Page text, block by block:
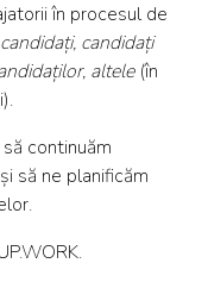
în procesul de
candidați
altele(în
continuăm
să ne planificăm